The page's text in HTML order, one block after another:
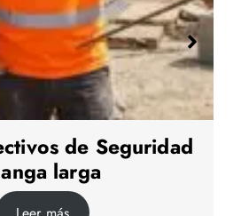
Porsche 033
Leer más